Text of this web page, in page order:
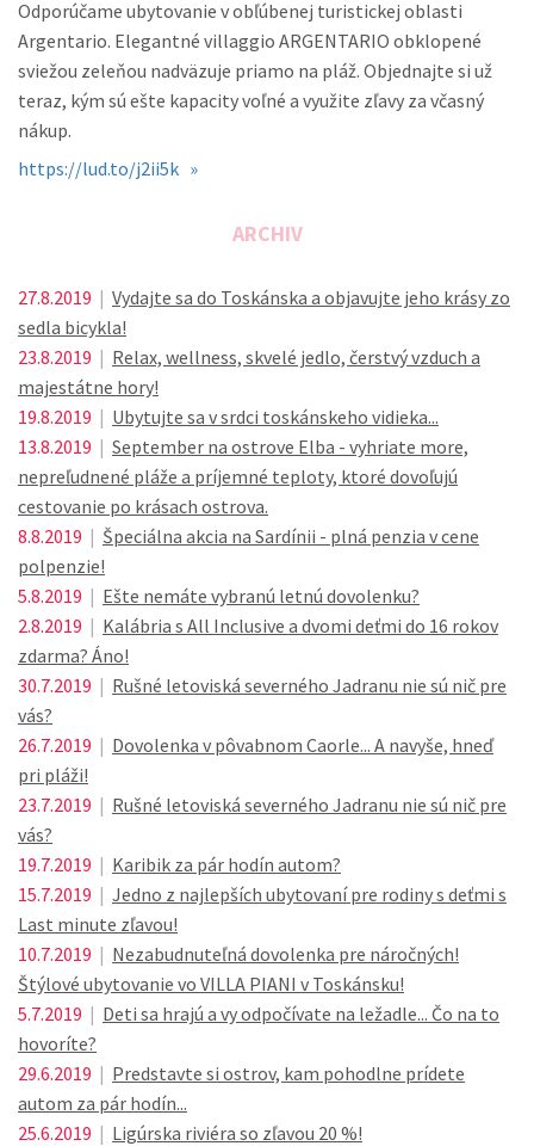
Odporúčame ubytovanie v obľúbenej turistickej oblasti
Argentario. Elegantné villaggio ARGENTARIO obklopené
sviežou zeleňou nadväzuje priamo na pláž. Objednajte si už
teraz, kým sú ešte kapacity voľné a využite zľavy za včasný
nákup.
https://lud.to/j2ii5k »
ARCHIV
27.8.2019 | Vydajte sa do Toskánska a objavujte jeho krásy zo
sedla bicykla!
23.8.2019 | Relax, wellness, skvelé jedlo, čerstvý vzduch a
majestátne hory!
19.8.2019 | Ubytujte sa v srdci toskánskeho vidieka...
13.8.2019 | September na ostrove Elba - vyhriate more,
nepreľudnené pláže a príjemné teploty, ktoré dovoľujú
cestovanie po krásach ostrova.
8.8.2019 | Špeciálna akcia na Sardínii - plná penzia v cene
polpenzie!
5.8.2019 | Ešte nemáte vybranú letnú dovolenku?
2.8.2019 | Kalábria s All Inclusive a dvomi deťmi do 16 rokov
zdarma? Áno!
30.7.2019 | Rušné letoviská severného Jadranu nie sú nič pre
vás?
26.7.2019 | Dovolenka v pôvabnom Caorle... A navyše, hneď
pri pláži!
23.7.2019 | Rušné letoviská severného Jadranu nie sú nič pre
vás?
19.7.2019 | Karibik za pár hodín autom?
15.7.2019 | Jedno z najlepších ubytovaní pre rodiny s deťmi s
Last minute zľavou!
10.7.2019 | Nezabudnuteľná dovolenka pre náročných!
Štýlové ubytovanie vo VILLA PIANI v Toskánsku!
5.7.2019 | Deti sa hrajú a vy odpočívate na ležadle... Čo na to
hovoríte?
29.6.2019 | Predstavte si ostrov, kam pohodlne prídete
autom za pár hodín...
25.6.2019 | Ligúrska riviéra so zľavou 20 %!